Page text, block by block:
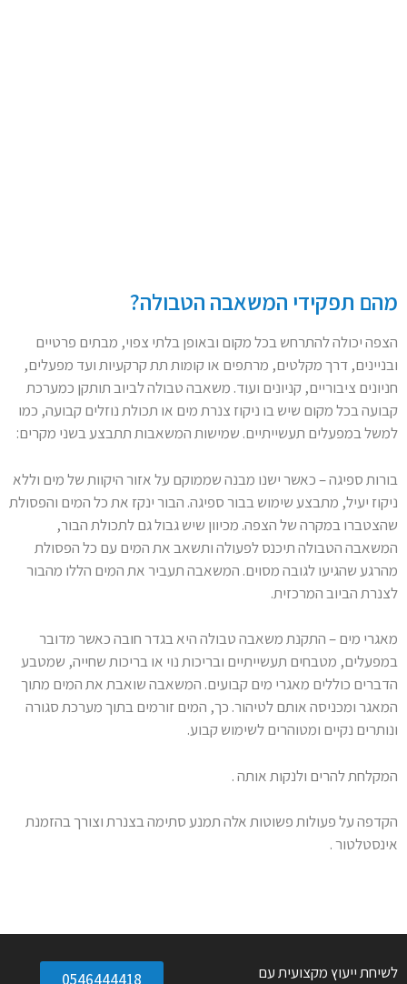
מהם תפקידי המשאבה הטבולה?
הצפה יכולה להתרחש בכל מקום ובאופן בלתי צפוי, מבתים פרטיים
ובניינים, דרך מקלטים, מרתפים או קומות תת קרקעיות ועד מפעלים,
חניונים ציבוריים, קניונים ועוד. משאבה טבולה לביוב תותקן כמערכת
קבועה בכל מקום שיש בו ניקוז צנרת מים או תכולת נוזלים קבועה, כמו
למשל במפעלים תעשייתיים. שמישות המשאבות תתבצע בשני מקרים:
בורות ספיגה – כאשר ישנו מבנה שממוקם על אזור היקוות של מים וללא
ניקוז יעיל, מתבצע שימוש בבור ספיגה. הבור ינקז את כל המים והפסולת
שהצטברו במקרה של הצפה. מכיוון שיש גבול גם לתכולת הבור,
המשאבה הטבולה תיכנס לפעולה ותשאב את המים עם כל הפסולת
מהרגע שהגיעו לגובה מסוים. המשאבה תעביר את המים הללו מהבור
לצנרת הביוב המרכזית.
מאגרי מים – התקנת משאבה טבולה היא בגדר חובה כאשר מדובר
במפעלים, מטבחים תעשייתיים ובריכות נוי או בריכות שחייה, שמטבע
הדברים כוללים מאגרי מים קבועים. המשאבה שואבת את המים מתוך
המאגר ומכניסה אותם לטיהור. כך, המים זורמים בתוך מערכת סגורה
ונותרים נקיים ומטוהרים לשימוש קבוע.
המקלחת להרים ולנקות אותה .
הקדפה על פעולות פשוטות אלה תמנע סתימה בצנרת וצורך בהזמנת
אינסטלטור .
לשיחת ייעוץ מקצועית עם 0546444418